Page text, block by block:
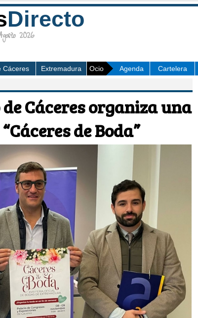
Directo
2026
Cáceres Extremadura Ocio Agenda Cartelera
Cáceres organiza una
de Boda”